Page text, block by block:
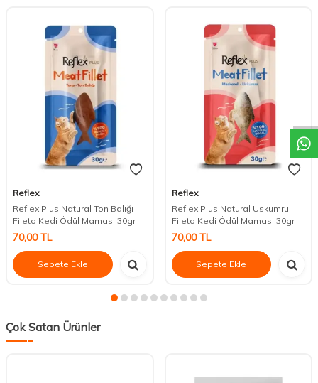
Reflex
Reflex Plus Natural Ton Balığı
Fileto Kedi Ödül Maması 30gr
70,00TL
Sepete Ekle
Reflex
Reflex Plus Natural Uskumru
Fileto Kedi Ödül Maması 30gr
70,00TL
Sepete Ekle
Çok Satan Ürünler